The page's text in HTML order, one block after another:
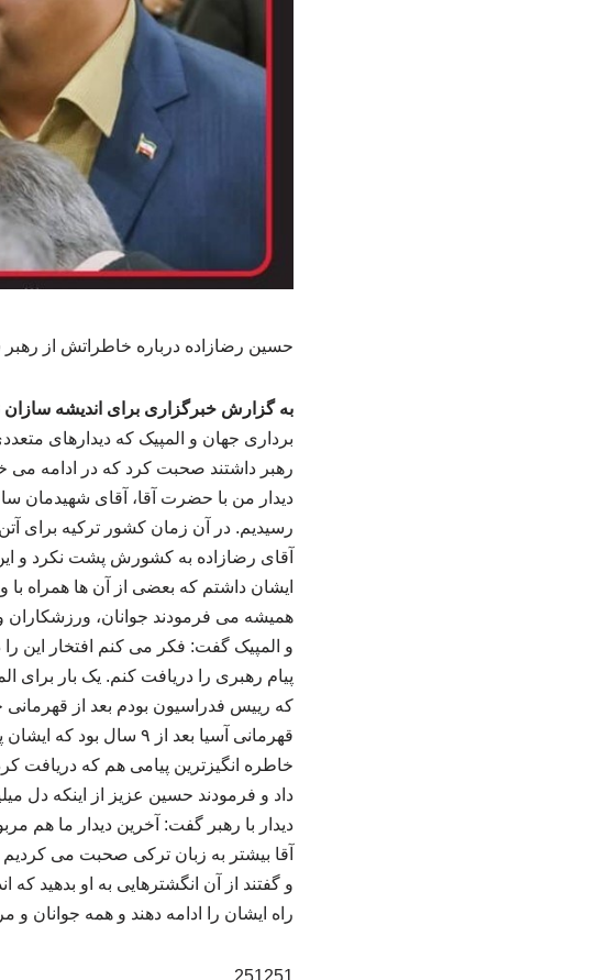
حسین رضازاده درباره خاطراتش از
به گزارش خبرگزاری برای اندیشه سازان
برداری جهان و المپیک که دیدارهای
رهبر داشتند صحبت کرد که در ادامه می
رسیدیم. در آن زمان کشور ترکیه برای
آقای رضازاده به کشورش پشت نکرد و این
ایشان داشتم که بعضی از آن ها
همیشه می فرمودند جوانان، ورزشکاران
و المپیک گفت: فکر می کنم افتخار این
پیام رهبری را دریافت کنم. یک بار برای
قهرمانی آسیا بعد از ۹
خاطره انگیزترین پیامی هم که دریافت
داد و فرمودند حسین عزیز از اینکه دل
دیدار با رهبر گفت: آخرین دیدار ما
آقا بیشتر به زبان ترکی صحبت می
و گفتند از آن انگشترهایی به او بدهید
راه ایشان را ادامه دهند و همه جوانان
251251